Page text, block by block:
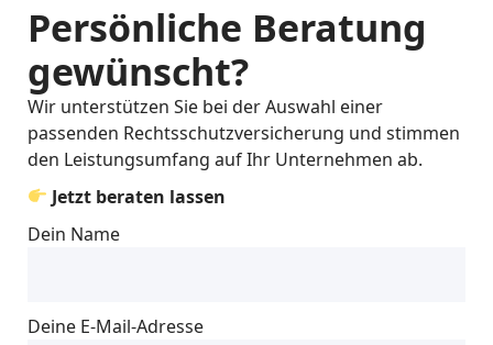
Persönliche Beratung
gewünscht?
Wir unterstützen Sie bei der Auswahl einer
passenden Rechtsschutzversicherung und stimmen
den Leistungsumfang auf Ihr Unternehmen ab.
Jetzt beraten lassen
Dein Name
Deine E-Mail-Adresse